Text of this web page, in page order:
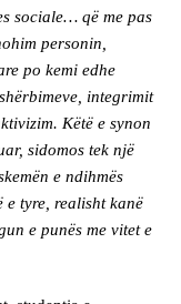
sociale… që me pas
personin,
po kemi edhe
integrimit
Këtë e synon
sidomos tek një
e ndihmës
e tyre, realisht kanë
e punës me vitet e